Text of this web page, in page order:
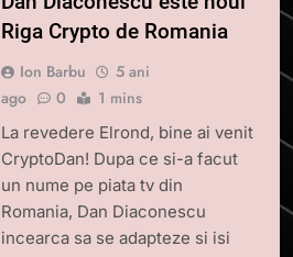
Riga Crypto de Romania
Ion Barbu
5 ani
ago
0 1 mins
La revedere Elrond, bine ai venit
CryptoDan! Dupa ce si-a facut
un nume pe piata tv din
Romania, Dan Diaconescu
incearca sa se adapteze si isi